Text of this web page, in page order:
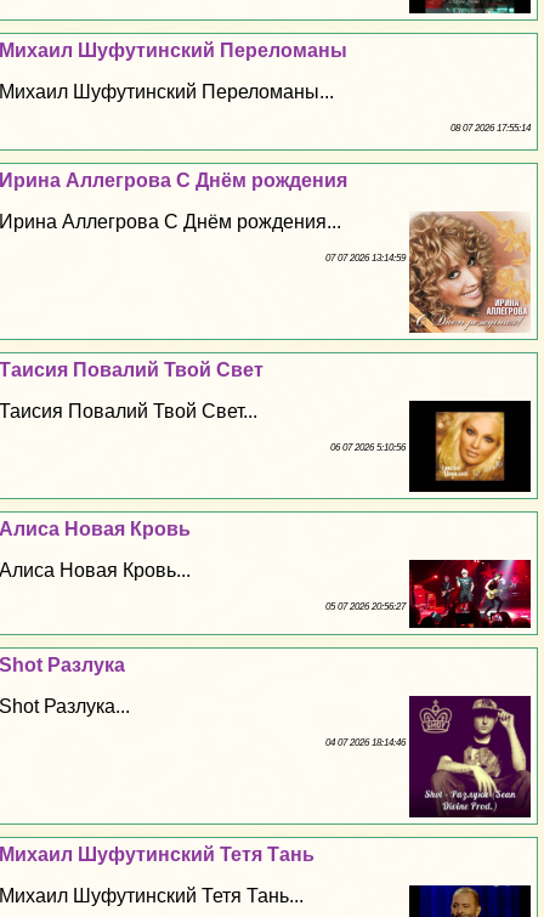
Михаил Шуфутинский Переломаны
Михаил Шуфутинский Переломаны...
08 07 2026 17:55:14
Ирина Аллегрова С Днём рождения
Ирина Аллегрова С Днём рождения...
07 07 2026 13:14:59
Таисия Повалий Твой Свет
Таисия Повалий Твой Свет...
06 07 2026 5:10:56
Алиса Новая Кровь
Алиса Новая Кровь...
05 07 2026 20:56:27
Shot Разлука
Shot Разлука...
04 07 2026 18:14:46
Михаил Шуфутинский Тетя Тань
Михаил Шуфутинский Тетя Тань...